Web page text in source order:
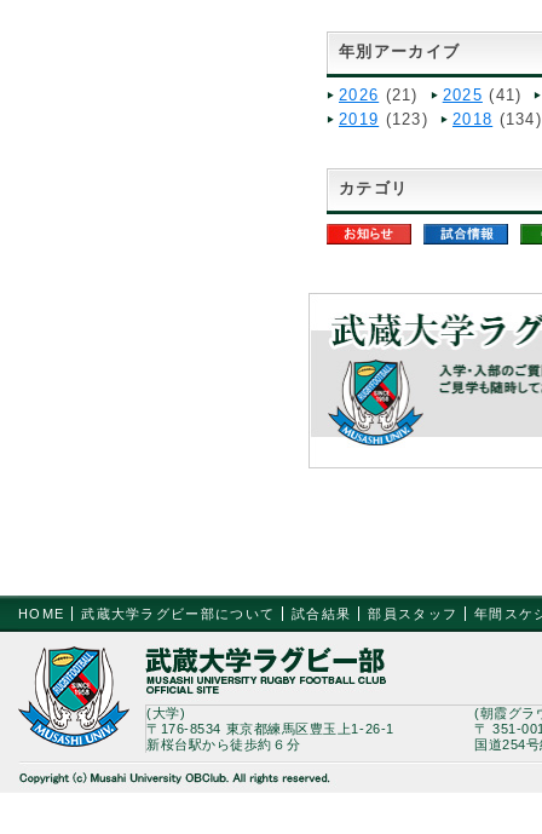
年別アーカイブ
2026 (21) 2025 (41)
2019 (123) 2018 (134)
カテゴリ
HOME 武蔵大学ラグビー部について 試合結果 部員スタッフ 年間スケ
(大学)
〒176-8534 東京都練馬区豊玉上1-26-1
新桜台駅から徒歩約６分
(朝霞グラ
〒 351-
国道254